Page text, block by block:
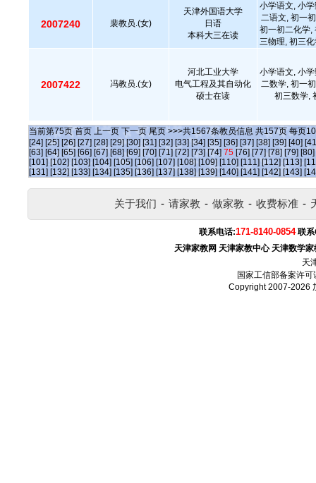
2007240 裴教员.(女)
天津外国语大学
日语
本科大三在读
小学语文, 小
二语文, 初一
初一初二化学,
三物理, 初三
2007422 冯教员.(女)
河北工业大学
电气工程及其自动化
硕士在读
小学语文, 小
二数学, 初一
初三数学,
当前第75页 首页 上一页 下一页 尾页 >>>共1567条教员信息 共157页 每页10
[24] [25] [26] [27] [28] [29] [30] [31] [32] [33] [34] [35] [36] [37] [38] [39] [40]
[63] [64] [65] [66] [67] [68] [69] [70] [71] [72] [73] [74] 75 [76] [77] [78] [79] [80]
[101] [102] [103] [104] [105] [106] [107] [108] [109] [110] [111] [112] [113]
[131] [132] [133] [134] [135] [136] [137] [138] [139] [140] [141] [142] [143]
关于我们 - 请家教 - 做家教 - 收费标准 -
联系电话:171-8140-0854 联
天津家教网 天津家教中心 天津数学家
天
国家工信部备案许可
Copyright 2007-2026